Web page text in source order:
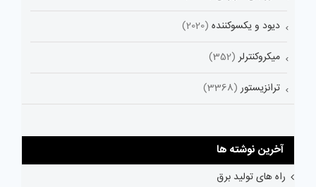
دیود و یکسوکننده (2020)
میکروکنترلر (352)
ترانزیستور (3368)
آخرین نوشته ها
راه های تولید برق